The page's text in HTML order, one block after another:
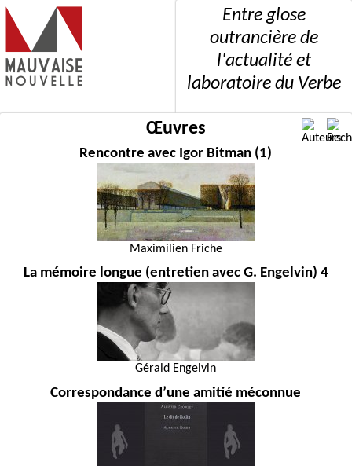
Entre glose
outrancière de
l'actualité et
laboratoire du Verbe
Œuvres
Rencontre avec Igor Bitman (1)
Maximilien Friche
La mémoire longue (entretien avec G. Engelvin) 4
Gérald Engelvin
Correspondance d’une amitié méconnue